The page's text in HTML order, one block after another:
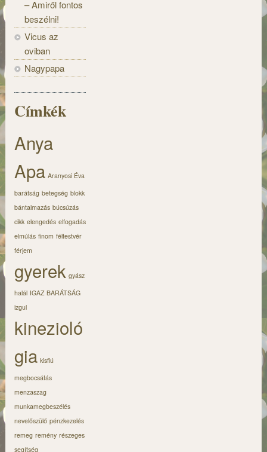
– Amiről fontos
beszélni!
Vicus az
oviban
Nagypapa
Címkék
Anya
Apa Aranyosi Éva
barátság betegség blokk
bántalmazás búcsúzás
cikk elengedés elfogadás
elmúlás finom féltestvér
férjem
gyerek gyász
halál IGAZ BARÁTSÁG
izgul
kinezioló
gia kisfiú
megbocsátás
menzaszag
munkamegbeszélés
nevelőszülő pénzkezelés
remeg remény részeges
segítség